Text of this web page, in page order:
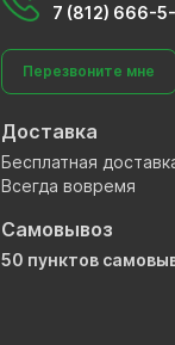
7 (812) 666-
Перезвоните мне
Доставка
Бесплатная
Всегда вовремя
Самовывоз
50 пунктов